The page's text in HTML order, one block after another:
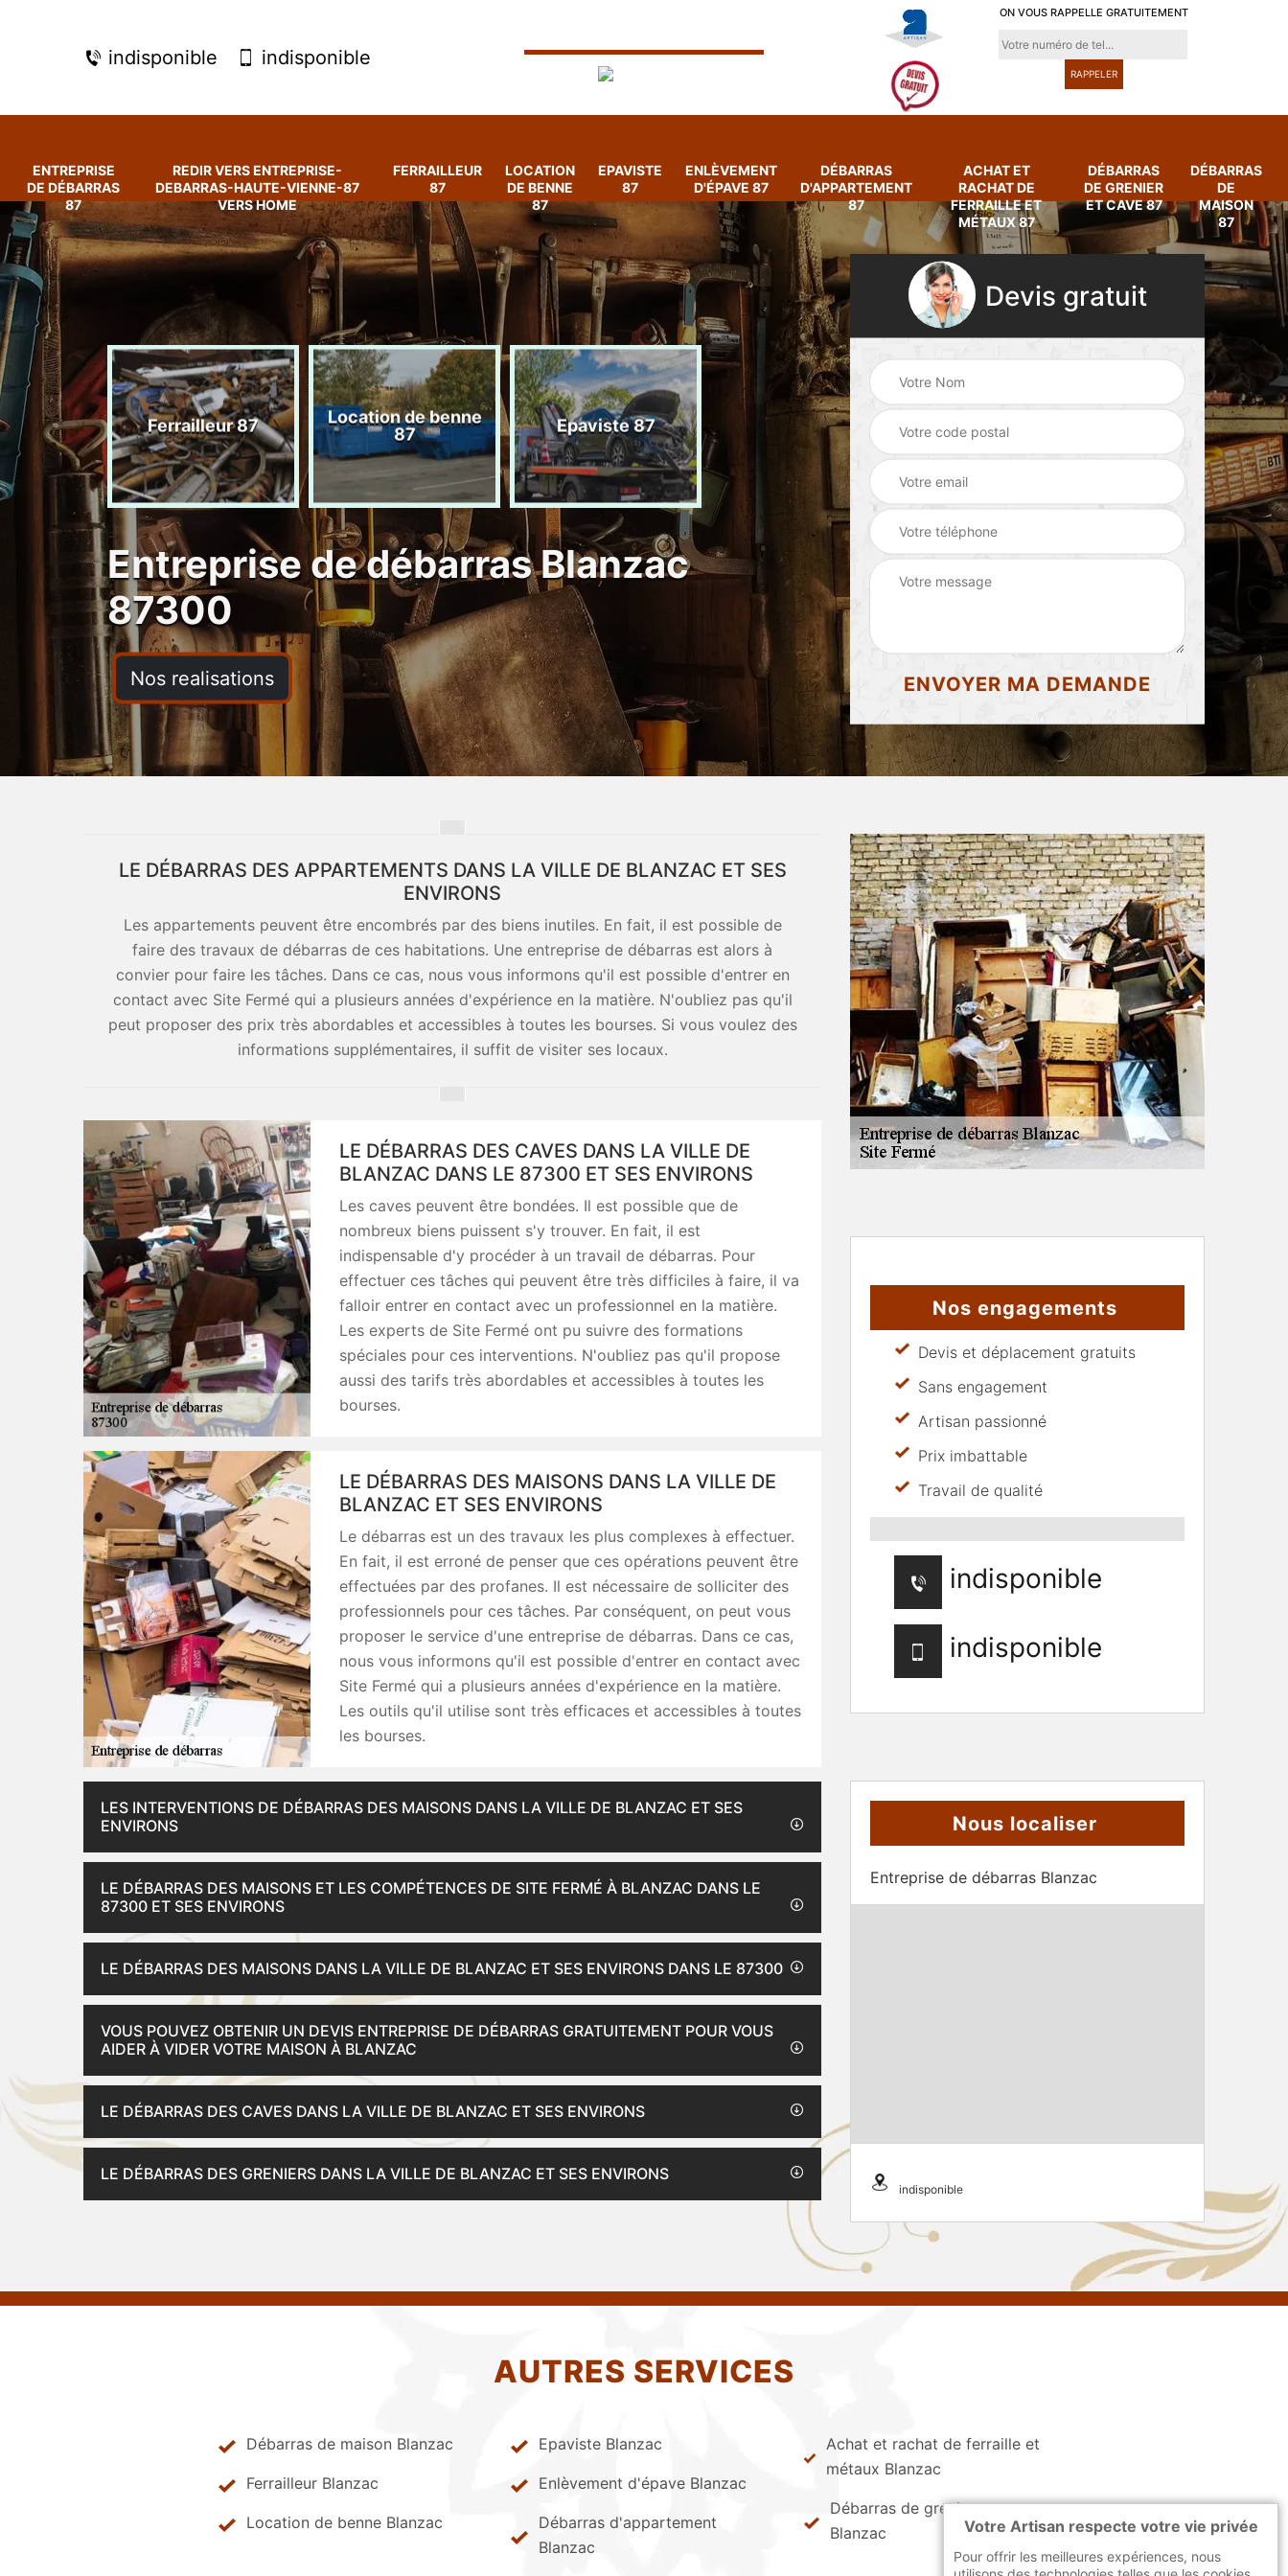
indisponible indisponible
ON VOUS RAPPELLE GRATUITEMENT
ENTREPRISE
DE DÉBARRAS
87
REDIR VERS ENTREPRISE-
DEBARRAS-HAUTE-VIENNE-87
VERS HOME
FERRAILLEUR
87
LOCATION
DE BENNE
87
EPAVISTE
87
ENLÈVEMENT
D'ÉPAVE 87
DÉBARRAS
D'APPARTEMENT
87
ACHAT ET
RACHAT DE
FERRAILLE ET
MÉTAUX 87
DÉBARRAS
DE GRENIER
ET CAVE 87
DÉBARRAS
DE
MAISON
87
de
87
Ferrailleur 87
Location de benne
87
Epaviste 87
Enlèvement
d'épave 87
d'appartement 87
Achat et rachat de
ferraille et métaux
87
Entreprise de débarras Blanzac
87300
Nos realisations
Devis gratuit
LE DÉBARRAS DES APPARTEMENTS DANS LA VILLE DE BLANZAC ET SES
ENVIRONS
Les appartements peuvent être encombrés par des biens inutiles. En fait, il est possible de
faire des travaux de débarras de ces habitations. Une entreprise de débarras est alors à
convier pour faire les tâches. Dans ce cas, nous vous informons qu'il est possible d'entrer en
contact avec Site Fermé qui a plusieurs années d'expérience en la matière. N'oubliez pas qu'il
peut proposer des prix très abordables et accessibles à toutes les bourses. Si vous voulez des
informations supplémentaires, il suffit de visiter ses locaux.
LE DÉBARRAS DES CAVES DANS LA VILLE DE
BLANZAC DANS LE 87300 ET SES ENVIRONS
Les caves peuvent être bondées. Il est possible que de
nombreux biens puissent s'y trouver. En fait, il est
indispensable d'y procéder à un travail de débarras. Pour
effectuer ces tâches qui peuvent être très difficiles à faire, il va
falloir entrer en contact avec un professionnel en la matière.
Les experts de Site Fermé ont pu suivre des formations
spéciales pour ces interventions. N'oubliez pas qu'il propose
aussi des tarifs très abordables et accessibles à toutes les
bourses.
LE DÉBARRAS DES MAISONS DANS LA VILLE DE
BLANZAC ET SES ENVIRONS
Le débarras est un des travaux les plus complexes à effectuer.
En fait, il est erroné de penser que ces opérations peuvent être
effectuées par des profanes. Il est nécessaire de solliciter des
professionnels pour ces tâches. Par conséquent, on peut vous
proposer le service d'une entreprise de débarras. Dans ce cas,
nous vous informons qu'il est possible d'entrer en contact avec
Site Fermé qui a plusieurs années d'expérience en la matière.
Les outils qu'il utilise sont très efficaces et accessibles à toutes
les bourses.
LES INTERVENTIONS DE DÉBARRAS DES MAISONS DANS LA VILLE DE BLANZAC ET SES
ENVIRONS
LE DÉBARRAS DES MAISONS ET LES COMPÉTENCES DE SITE FERMÉ À BLANZAC DANS LE
87300 ET SES ENVIRONS
LE DÉBARRAS DES MAISONS DANS LA VILLE DE BLANZAC ET SES ENVIRONS DANS LE 87300
VOUS POUVEZ OBTENIR UN DEVIS ENTREPRISE DE DÉBARRAS GRATUITEMENT POUR VOUS
AIDER À VIDER VOTRE MAISON À BLANZAC
LE DÉBARRAS DES CAVES DANS LA VILLE DE BLANZAC ET SES ENVIRONS
LE DÉBARRAS DES GRENIERS DANS LA VILLE DE BLANZAC ET SES ENVIRONS
Nos engagements
Devis et déplacement gratuits
Sans engagement
Artisan passionné
Prix imbattable
Travail de qualité
indisponible
indisponible
Nous localiser
Entreprise de débarras Blanzac
indisponible
AUTRES SERVICES
Débarras de maison Blanzac
Ferrailleur Blanzac
Location de benne Blanzac
Epaviste Blanzac
Enlèvement d'épave Blanzac
Débarras d'appartement
Blanzac
Achat et rachat de ferraille et
métaux Blanzac
Débarras de grenier et cave
Blanzac
Votre Artisan respecte votre vie privée
Pour offrir les meilleures expériences, nous